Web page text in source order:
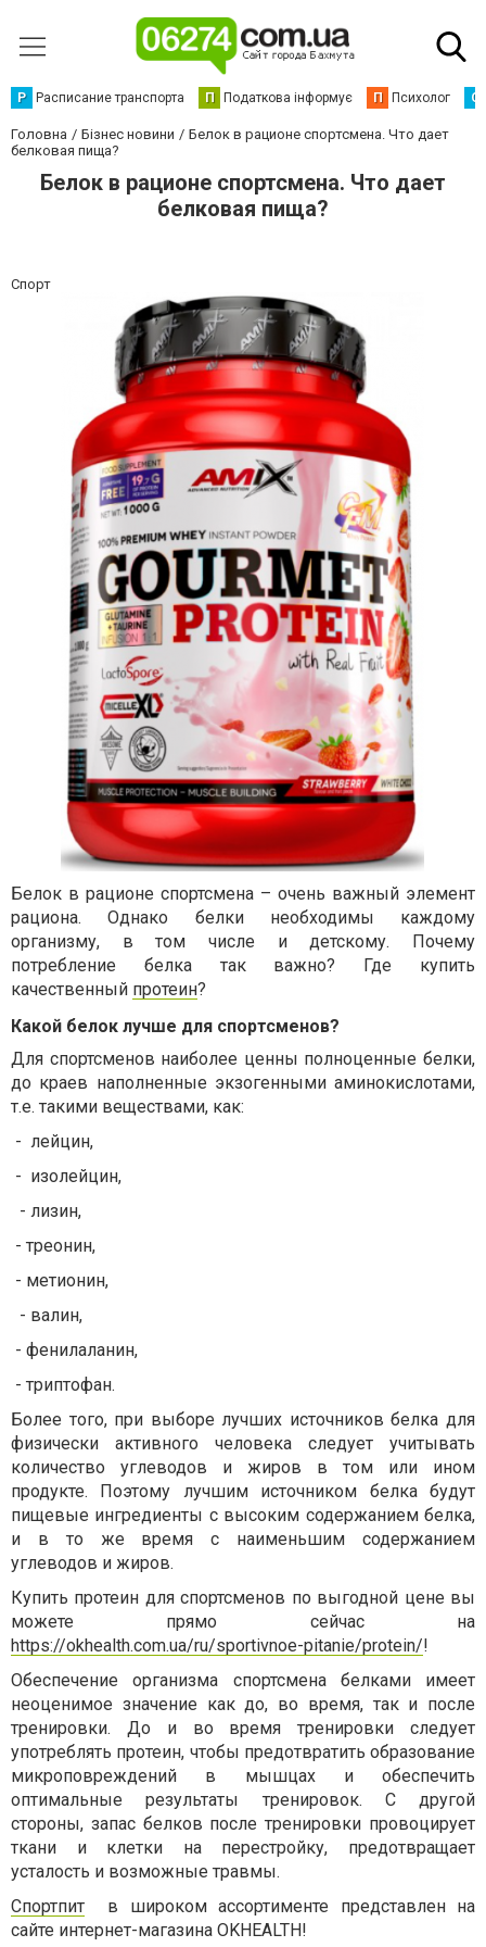
Р Расписание транспорта П Податкова інформує П Психолог С
Головна Бізнес новини
Белок в рационе спортсмена. Что дает
белковая пища?
Белок в рационе спортсмена. Что дает
белковая пища?
Спорт
Белок в рационе спортсмена – очень важный элемент
рациона. Однако белки необходимы каждому
организму, в том числе и детскому. Почему
потребление белка так важно? Где купить
качественный протеин?
Какой белок лучше для спортсменов?
Для спортсменов наиболее ценны полноценные белки,
до краев наполненные экзогенными аминокислотами,
т.е. такими веществами, как:
- лейцин,
- изолейцин,
- лизин,
- треонин,
- метионин,
- валин,
- фенилаланин,
- триптофан.
Более того, при выборе лучших источников белка для
физически активного человека следует учитывать
количество углеводов и жиров в том или ином
продукте. Поэтому лучшим источником белка будут
пищевые ингредиенты с высоким содержанием белка,
и в то же время с наименьшим содержанием
углеводов и жиров.
Купить протеин для спортсменов по выгодной цене вы
можете прямо сейчас на
https://okhealth.com.ua/ru/sportivnoe-pitanie/protein/!
Обеспечение организма спортсмена белками имеет
неоценимое значение как до, во время, так и после
тренировки. До и во время тренировки следует
употреблять протеин, чтобы предотвратить образование
микроповреждений в мышцах и обеспечить
оптимальные результаты тренировок. С другой
стороны, запас белков после тренировки провоцирует
ткани и клетки на перестройку, предотвращает
усталость и возможные травмы.
Спортпит
в широком ассортименте представлен на
сайте интернет-магазина OKHEALTH!